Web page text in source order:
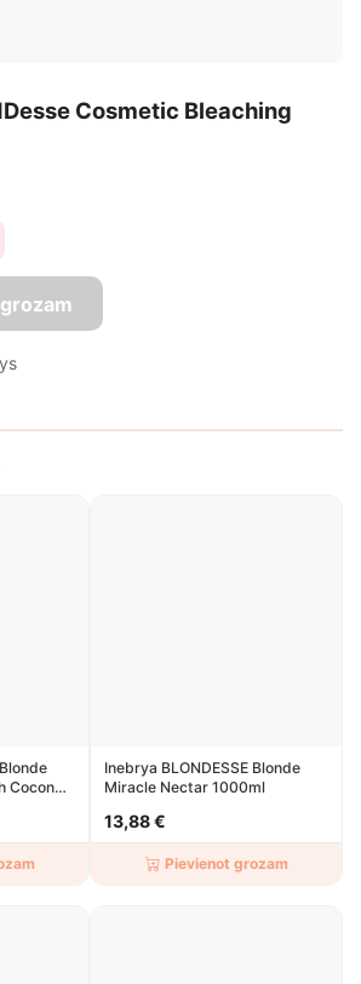
Cosmetic Bleaching
Coconut
Inebrya BLONDESSE Blonde
Miracle Nectar 1000ml
13,88 €
Pievienot grozam